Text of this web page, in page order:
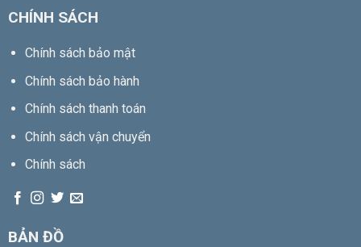
CHÍNH SÁCH
Chính sách bảo mật
Chính sách bảo hành
Chính sách thanh toán
Chính sách vận chuyển
Chính sách
BẢN ĐỒ